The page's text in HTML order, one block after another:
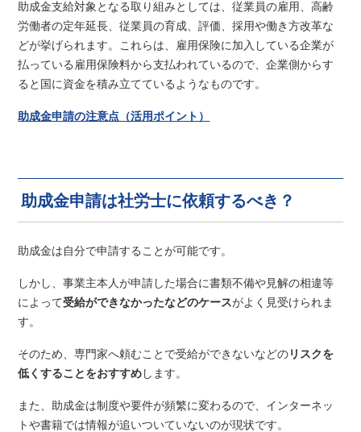
助成金支給対象となる取り組みとしては、従業員の雇用、高齢
労働者の定年延長、従業員の育成、評価、採用や働き方改革な
どが挙げられます。これらは、雇用保険に加入している企業が
払っている雇用保険料から支払われているので、企業側からす
ると国に資金を積み立てているようなものです。
助成金申請の注意点（活用ポイント）
助成金申請は社労士に依頼するべき？
助成金は自分で申請することが可能です。
しかし、事業主本人が申請した場合に書類不備や見解の相違等
によって受給ができなかったなどのケースがよく見受けられま
す。
そのため、専門家へ頼むことで受給ができないなどの リスクを
低くすることをおすすめ します。
また、助成金は制度や要件が頻繁に変わるので、インターネッ
トや書籍では情報が追いついていないのが現状です。